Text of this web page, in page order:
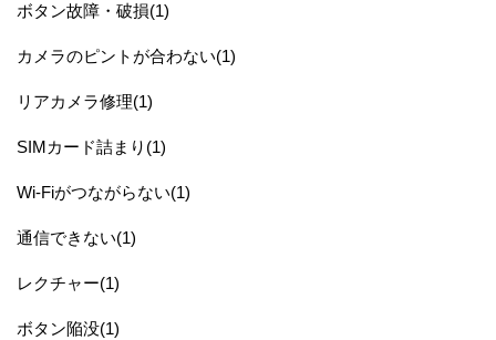
ボタン故障・破損(1)
カメラのピントが合わない(1)
リアカメラ修理(1)
SIMカード詰まり(1)
Wi-Fiがつながらない(1)
通信できない(1)
レクチャー(1)
ボタン陥没(1)